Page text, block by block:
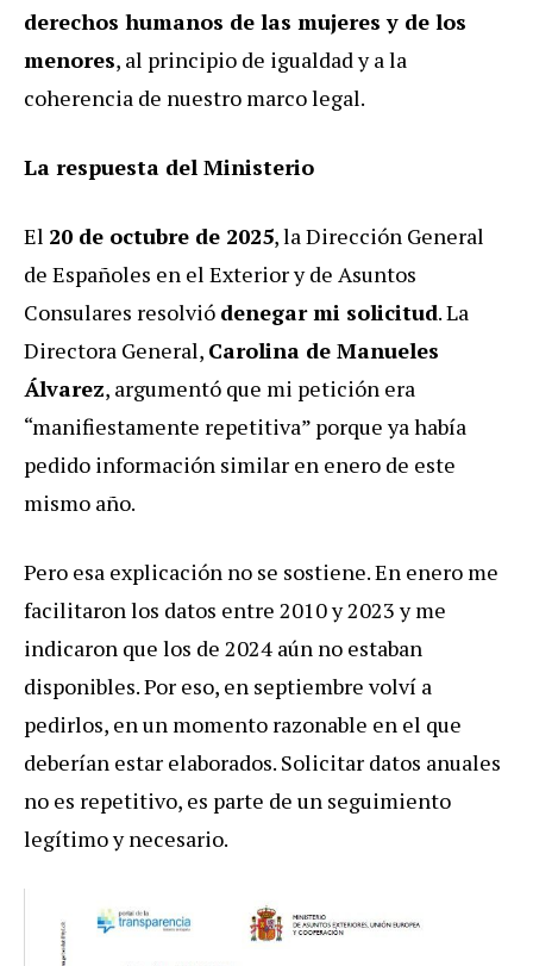
derechos humanos de las mujeres y de los
menores, al principio de igualdad y a la
coherencia de nuestro marco legal.
La respuesta del Ministerio
El 20 de octubre de 2025, la Dirección General
de Españoles en el Exterior y de Asuntos
Consulares resolvió denegar mi solicitud. La
Directora General, Carolina de Manueles
Álvarez, argumentó que mi petición era
“manifiestamente repetitiva” porque ya había
pedido información similar en enero de este
mismo año.
Pero esa explicación no se sostiene. En enero me
facilitaron los datos entre 2010 y 2023 y me
indicaron que los de 2024 aún no estaban
disponibles. Por eso, en septiembre volví a
pedirlos, en un momento razonable en el que
deberían estar elaborados. Solicitar datos anuales
no es repetitivo, es parte de un seguimiento
legítimo y necesario.